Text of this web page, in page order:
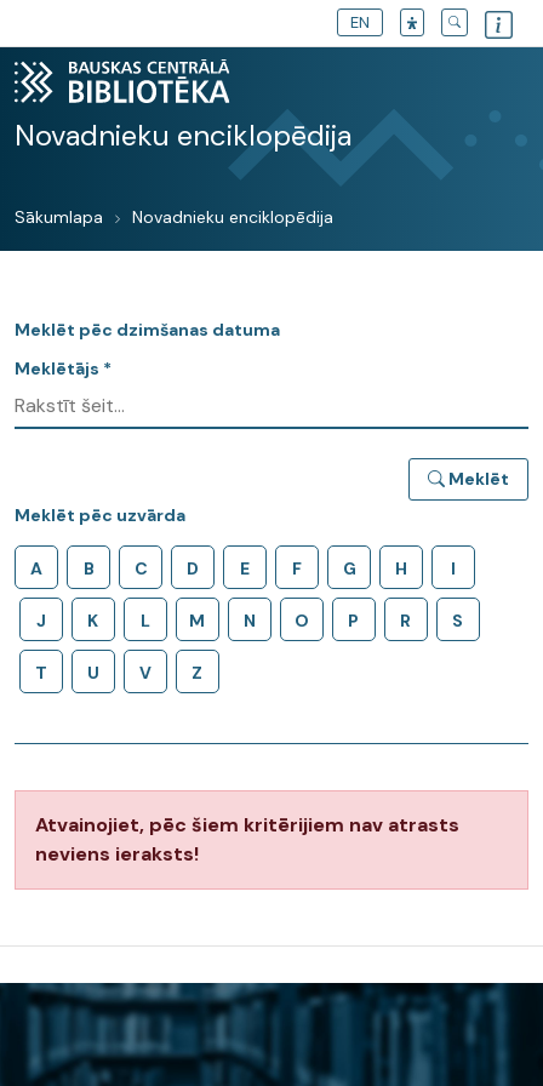
EN
Novadnieku enciklopēdija
Sākumlapa Novadnieku enciklopēdija
Meklēt pēc dzimšanas datuma
Meklētājs *
Meklēt
Meklēt pēc uzvārda
A B C D E F G H I
J K L M N O P R S
T U V Z
Atvainojiet, pēc šiem kritērijiem nav atrasts
neviens ieraksts!